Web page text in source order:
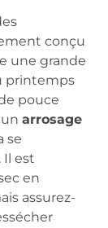
conçu
une grande
printemps
pouce
arrosage
se
Il est
en
assurez-